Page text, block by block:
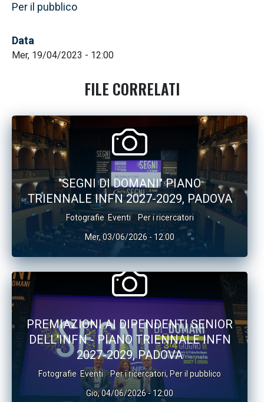
Per il pubblico
Data
Mer, 19/04/2023 - 12:00
FILE CORRELATI
"SEGNI DI DOMANI" PIANO
TRIENNALE INFN 2027-2029, PADOVA
Fotografie Eventi Per i ricercatori
Mer, 03/06/2026 - 12:00
PREMIAZIONI AI DIPENDENTI SENIOR
DELL'INFN - PIANO TRIENNALE INFN
2027-2029, PADOVA
Fotografie Eventi Per i ricercatori, Per il pubblico
Gio, 04/06/2026 - 12:00